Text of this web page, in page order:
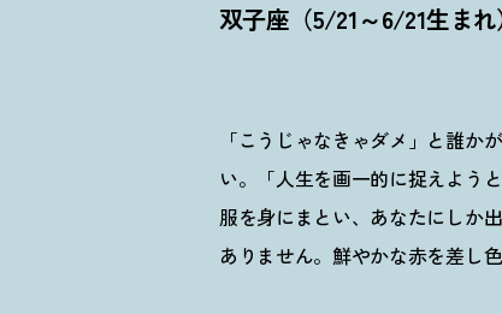
双子座（5/21～6/21生まれ
「こうじゃなきゃダメ」と誰か
い。「人生を画一的に捉えよう
服を身にまとい、あなたにしか
ありません。鮮やかな赤を差し